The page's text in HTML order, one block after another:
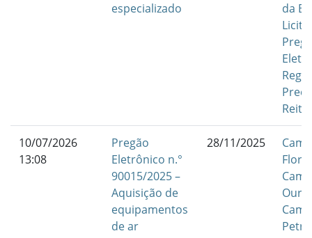
especializado
da
10/07/2026
13:08
Pregão
Eletrônico n.°
90015/2025 –
Aquisição de
equipamentos
de ar
28/11/2025